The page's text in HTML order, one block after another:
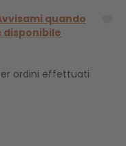
quando
disponibile
ordini effettuati